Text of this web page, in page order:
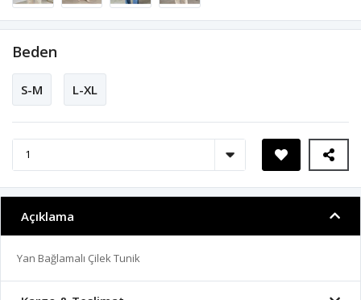
Beden
S-M L-XL
Açıklama
Yan Bağlamalı Çilek Tunik